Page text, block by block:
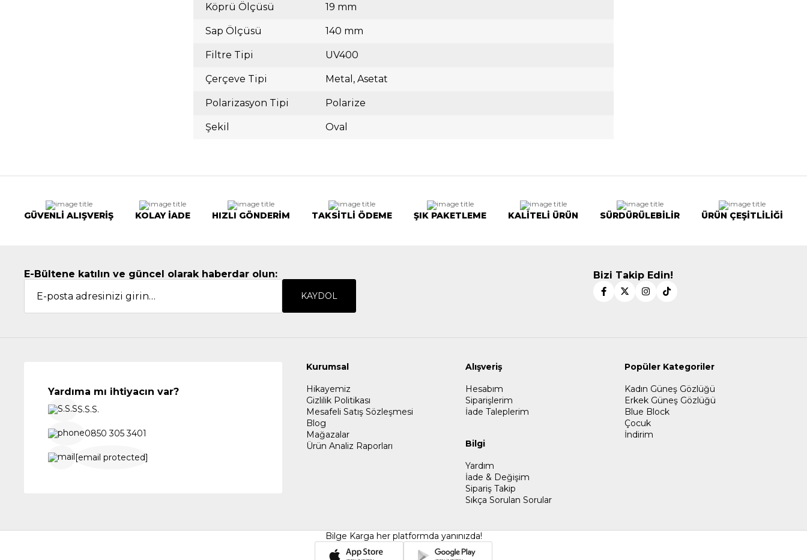
Köprü Ölçüsü 19 mm
Sap Ölçüsü 140 mm
Filtre Tipi UV400
Çerçeve Tipi Metal Asetat
Polarizasyon Tipi Polarize
Şekil Oval
GÜVENLİ ALIŞVERİŞ KOLAY İADE HIZLI GÖNDERİM TAKSİTLİ ÖDEME ŞIK PAKETLEME KALİTELİ ÜRÜN SÜRDÜRÜLEBİLİR ÜRÜN ÇEŞİTLİLİĞİ
E-Bültene katılın ve güncel olarak haberdar olun:
KAYDOL
Bizi Takip Edin!
Yardıma mı ihtiyacın var?
S.S.S.
0850 305 3401
[email protected]
Kurumsal
Hikayemiz
Gizlilik Politikası
Mesafeli Satış Sözleşmesi
Blog
Mağazalar
Ürün Analiz Raporları
Alışveriş
Hesabım
Siparişlerim
İade Taleplerim
Bilgi
Yardım
İade & Değişim
Sipariş Takip
Sıkça Sorulan Sorular
Popüler Kategoriler
Kadın Güneş Gözlüğü
Erkek Güneş Gözlüğü
Blue Block
Çocuk
İndirim
Bilge Karga her platformda yanınızda!